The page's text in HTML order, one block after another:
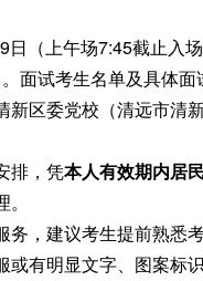
（上午场7:45截止入场
。 面试考生名单及具体
区委党校（清远市清
排 ， 凭本人有效期内居
。
务 ， 建议考生提前熟悉
有明显文字、图案标